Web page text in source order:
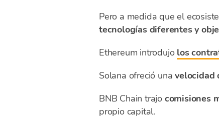
Pero a medida que el
tecnologías diferentes y
Ethereum introdujo los
Solana ofreció unavelocidad
BNB Chain trajo comisiones
propio capital.